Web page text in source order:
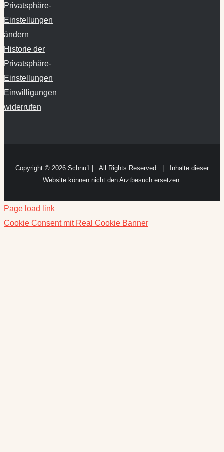
Privatsphäre-
Einstellungen
ändern
Historie der
Privatsphäre-
Einstellungen
Einwilligungen
widerrufen
Copyright © 2026 Schnu1 | All Rights Reserved | Inhalte dieser
Website können nicht den Arztbesuch ersetzen.
Page load link
Cookie Consent mit Real Cookie Banner